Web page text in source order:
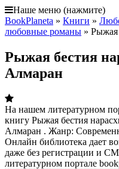
Наше меню (нажмите)
BookPlaneta » Книги »
любовные романы » Рыжая
Рыжая бестия
Алмаран
На нашем литературном
книгу Рыжая бестия
Алмаран . Жанр:
Онлайн библиотека дает
даже без регистрации и
литературном портале